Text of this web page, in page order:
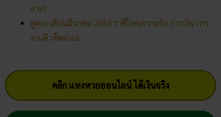
คลิก เข้ากลุ่มเลขเด็ด ฟรี !!
Facebook Twitter Email